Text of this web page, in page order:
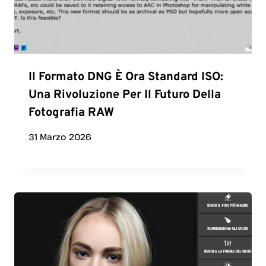
Il Formato DNG È Ora Standard ISO:
Una Rivoluzione Per Il Futuro Della
Fotografia RAW
31 Marzo 2026